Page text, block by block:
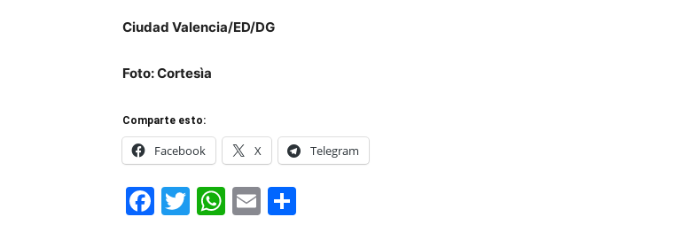
Ciudad Valencia/ED/DG
Foto: Cortesìa
Comparte esto:
Facebook X Telegram
Facebook
Twitter
WhatsApp
Email